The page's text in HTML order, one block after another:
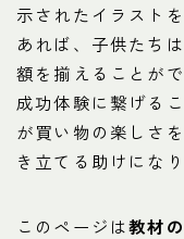
示されたイラスト
あれば、子供たち
額を揃えることが
成功体験に繋げる
が買い物の楽しさ
き立てる助けにな
このページは教材